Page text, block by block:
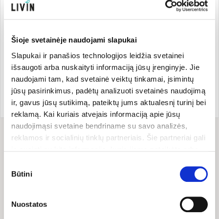
Šioje svetainėje naudojami slapukai
Slapukai ir panašios technologijos leidžia svetainei
išsaugoti arba nuskaityti informaciją jūsų įrenginyje. Jie
naudojami tam, kad svetainė veiktų tinkamai, įsimintų
jūsų pasirinkimus, padėtų analizuoti svetainės naudojimą
ir, gavus jūsų sutikimą, pateiktų jums aktualesnį turinį bei
reklamą. Kai kuriais atvejais informaciją apie jūsų
naudojimąsi svetaine bendriname su savo analizės,
reklamos ir socialinių tinklų partneriais. Šie partneriai gali
pasirinkti, su kuriomis slapukų kategorijomis sutinkate.
Savo sutikimą galite bet kada pakeisti arba atšaukti
atsisakius tam tikrų slapukų dalis svetainės funkcijų gali
pasirinkimas
Būtini
Nuostatos
Kita informacija
Gamintojas
Prekės ženklo šalis:
Vokietija
Prekės kodas:
GAR122
EAN kodas:401563782298
tapijokos krakmolas*, kepimo milteliai (tešlos kildymo
medžiaga: natrio hidrokarbonatas, rūgštingumą reguliuojanti
medžiaga: monokalio tartratas, kukurūzų krakmolas*), jūros
druska.